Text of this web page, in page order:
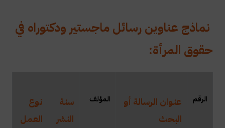
نماذج عناوين رسائل ماجستير ودكتوراه في
حقوق المرأة:
الرقم
عنوان الرسالة أو
البحث
المؤلف
سنة
النشر
نوع
العمل